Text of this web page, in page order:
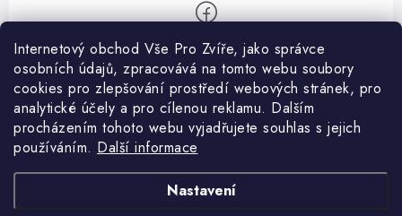
Internetový obchod Vše Pro Zvíře, jako správce
osobních údajů, zpracovává na tomto webu soubory
cookies pro zlepšování prostředí webových stránek, pro
analytické účely a pro cílenou reklamu. Dalším
procházením tohoto webu vyjadřujete souhlas s jejich
používáním. Další informace
Nastavení
Informace pro Vás
Ceník dopravy
Kontakty
Obchodní podmínky
Heuréka recenze